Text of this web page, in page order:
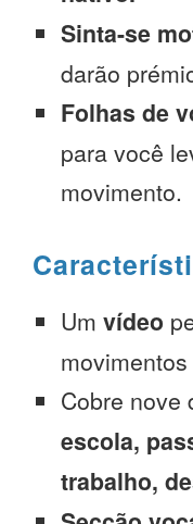
Sinta-se
darão
Folhas de
para você
movimento.
Um vídeo
Cobre nove
escola,
trabalho,